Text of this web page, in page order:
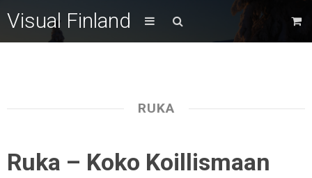
Visual Finland
RUKA
Ruka – Koko Koillismaan